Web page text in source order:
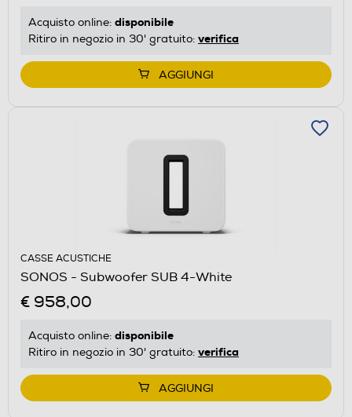
Acquisto online: disponibile
Ritiro in negozio in 30' gratuito: verifica
AGGIUNGI
CASSE ACUSTICHE
SONOS - Subwoofer SUB 4-White
€ 958,00
Acquisto online: disponibile
Ritiro in negozio in 30' gratuito: verifica
AGGIUNGI